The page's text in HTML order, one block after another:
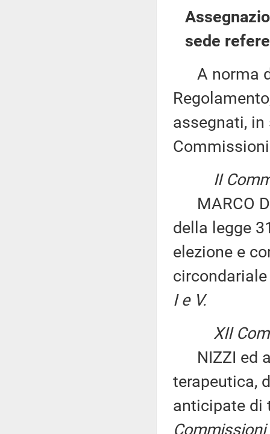
sede
A norma
assegnati,
II
MARCO
della legge
elezione e
I e V.
XII
NIZZI ed
terapeutica,
anticipate di
Commissioni